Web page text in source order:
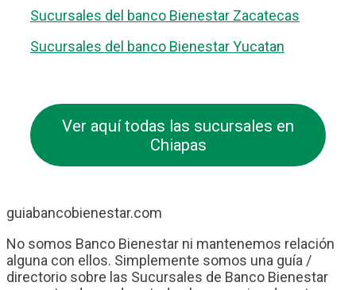
Sucursales del banco Bienestar Zacatecas
Sucursales del banco Bienestar Yucatan
Ver aquí todas las sucursales en
Chiapas
guiabancobienestar.com
No somos Banco Bienestar ni mantenemos relación
alguna con ellos. Simplemente somos una guía /
directorio sobre las Sucursales de Banco Bienestar